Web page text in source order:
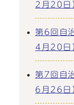
2月20日
第6回自
4月20日
第7回自
6月26日